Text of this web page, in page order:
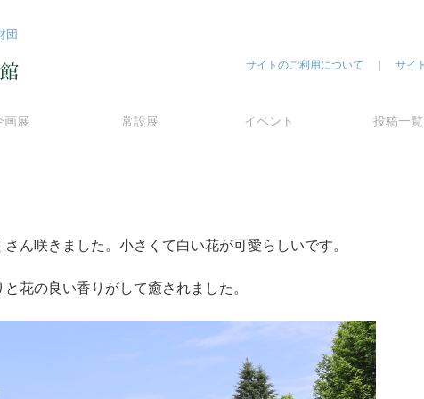
団
サイトのご利用について サイ
画展 常設展 イベント 投稿一覧
ん咲きました。小さくて白い花が可愛らしいです。
花の良い香りがして癒されました。